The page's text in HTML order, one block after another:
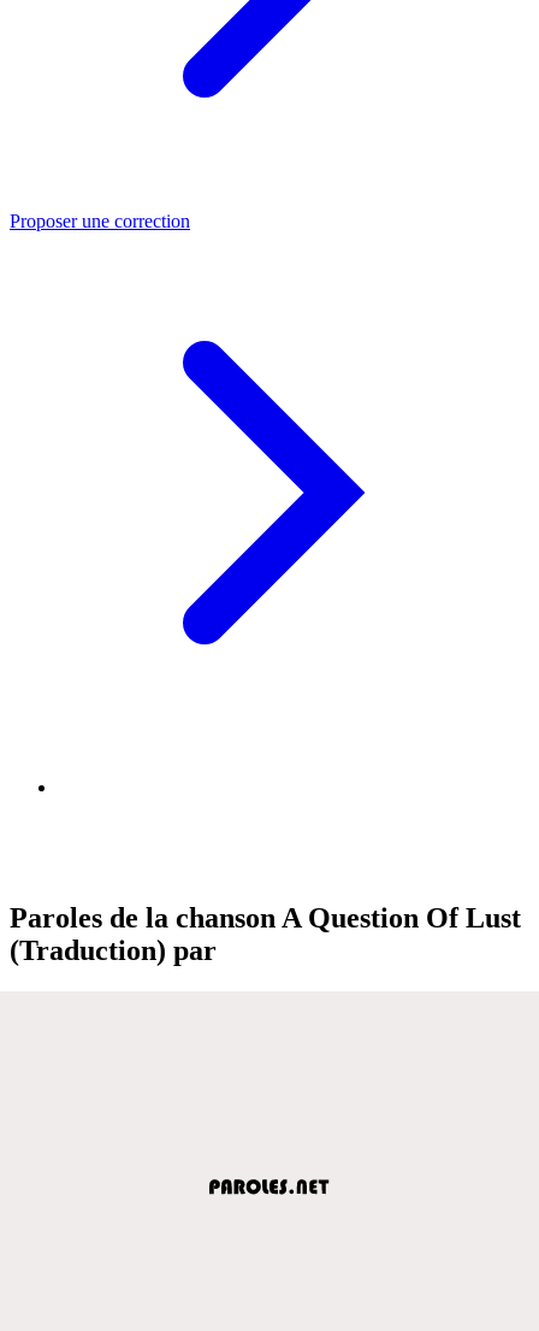
Proposer une correction
Paroles de la chanson A Question Of Lust
(Traduction) par